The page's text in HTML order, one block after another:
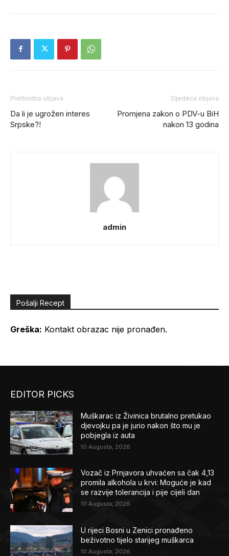
Prethodna objava
Da li je ugrožen interes
Srpske?!
Sljedeca objava
Promjena zakon o PDV-u BiH
nakon 13 godina
admin
Pošalji Recept
Greška: Kontakt obrazac nije pronađen.
EDITOR PICKS
Muškarac iz Živinica brutalno pretukao
djevojku pa je jurio nakon što mu je
pobjegla iz auta
10 Augusta, 2026
Vozač iz Prnjavora uhvaćen sa čak 4,13
promila alkohola u krvi: Moguće je kad
se razvije tolerancija i pije cijeli dan
10 Augusta, 2026
U rijeci Bosni u Zenici pronađeno
beživotno tijelo starijeg muškarca
10 Augusta, 2026